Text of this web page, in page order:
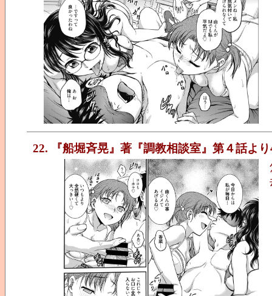
22. 『船堀斉晃』著『調教相談室』第４話より